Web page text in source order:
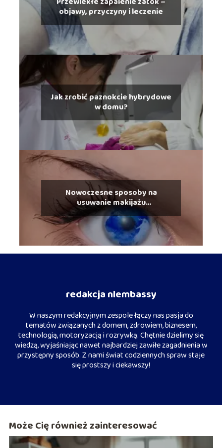
objawy, przyczyny i leczenie
Jak zrobić paznokcie hybrydowe
w domu?
Nowoczesne sposoby na
usuwanie makijażu
permanentnego
redakcja nlembassy
W naszym redakcyjnym zespole łączy nas pasja do
tematów związanych z domem, zdrowiem, biznesem,
technologią, motoryzacją i rozrywką. Chętnie dzielimy się
wiedzą, wyjaśniając nawet najbardziej zawiłe zagadnienia w
przystępny sposób. Z nami świat codziennych spraw staje
się prostszy i ciekawszy!
Może Cię również zainteresować